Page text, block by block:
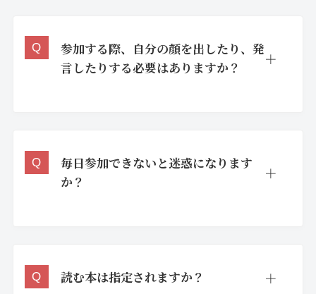
参加する際、自分の顔を出したり、発
言したりする必要はありますか？
毎日参加できないと迷惑になります
か？
読む本は指定されますか？